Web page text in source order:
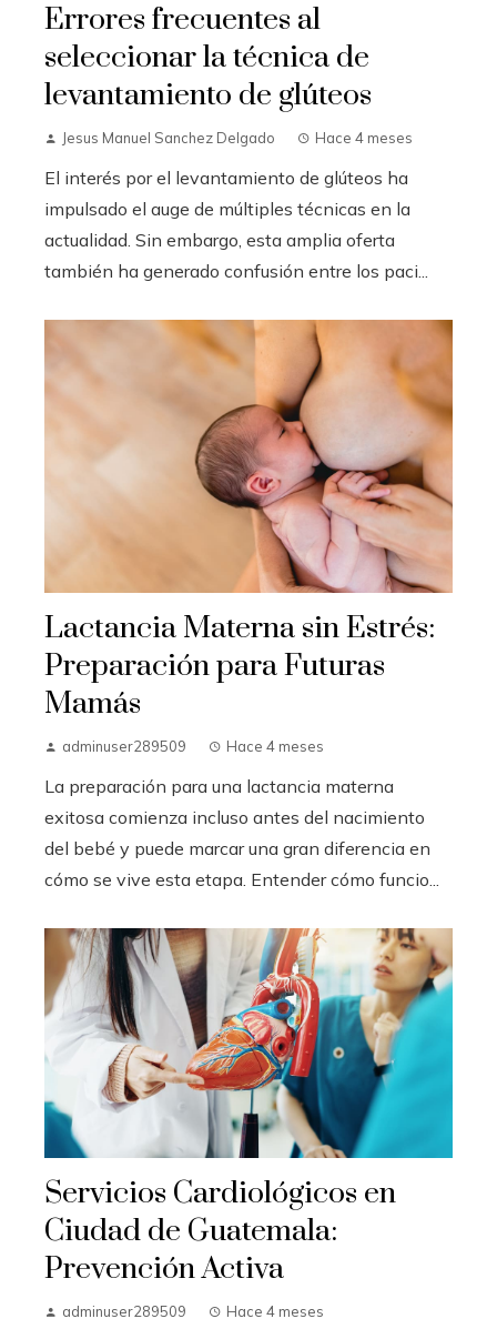
Errores frecuentes al
seleccionar la técnica de
levantamiento de glúteos
Jesus Manuel Sanchez Delgado Hace 4 meses
El interés por el levantamiento de glúteos ha
impulsado el auge de múltiples técnicas en la
actualidad. Sin embargo, esta amplia oferta
también ha generado confusión entre los paci...
Lactancia Materna sin Estrés:
Preparación para Futuras
Mamás
adminuser289509 Hace 4 meses
La preparación para una lactancia materna
exitosa comienza incluso antes del nacimiento
del bebé y puede marcar una gran diferencia en
cómo se vive esta etapa. Entender cómo funcio...
Servicios Cardiológicos en
Ciudad de Guatemala:
Prevención Activa
adminuser289509 Hace 4 meses